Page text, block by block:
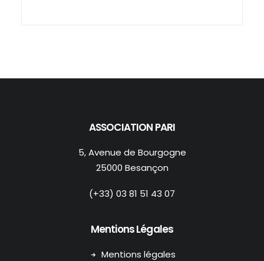
ASSOCIATION PARI
5, Avenue de Bourgogne
25000 Besançon
(+33) 03 81 51 43 07
Mentions Légales
Mentions légales